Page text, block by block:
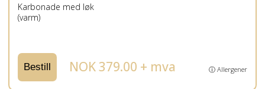
Karbonade med løk
(varm)
Bestill NOK 379.00 + mva ⓘ Allergener